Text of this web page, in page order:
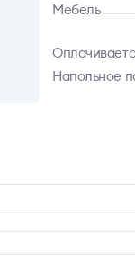
Мебель
Напольное